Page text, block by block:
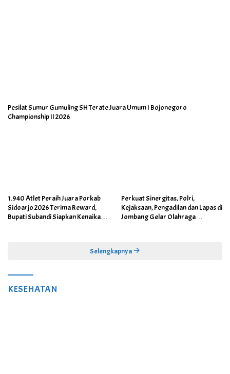
Pesilat Sumur Gumuling SH Terate Juara Umum I Bojonegoro
Championship II 2026
1.940 Atlet Peraih Juara Porkab
Sidoarjo 2026 Terima Reward,
Bupati Subandi Siapkan Kenaikan
Perkuat Sinergitas, Polri,
Kejaksaan, Pengadilan dan Lapas di
Jombang Gelar Olahraga
Selengkapnya
KESEHATAN